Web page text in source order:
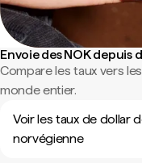
Envoie des NOK depuis
Compare les taux vers
monde entier.
Voir les taux de dollar
norvégienne